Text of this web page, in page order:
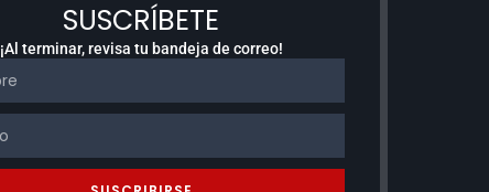
SUSCRÍBETE
¡Al terminar, revisa tu bandeja de correo!